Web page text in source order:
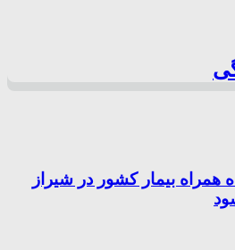
همراه بیمار کشور در شیراز